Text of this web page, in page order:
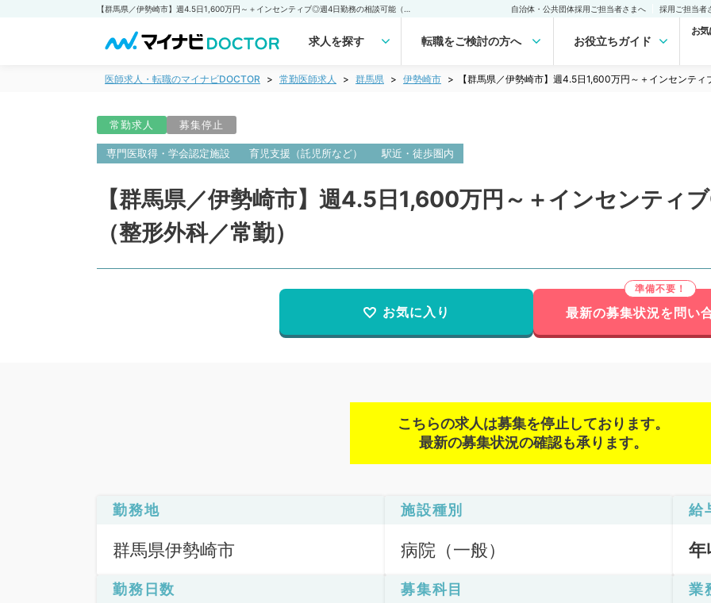
自治体・公共団体採用ご担当者さまへ 採用ご担当者
求人を探す 転職をご検討の方へ お役立ちガイド
お
医師求人・転職のマイナビDOCTOR 常勤医師求人 群馬県 伊勢崎市 【群馬県／伊勢崎市】週4.5日1,600万円～＋インセンテ
常勤求人 募集停止
専門医取得・学会認定施設 育児支援（託児所など） 駅近・徒歩圏内
【群馬県／伊勢崎市】週4.5日1,600万円～＋インセンティ
（整形外科／常勤）
お気に入り 最新の募集状況を問い
こちらの求人は募集を停止しております。
最新の募集状況の確認も承ります。
勤務地
群馬県伊勢崎市
施設種別
病院（一般）
給
年
勤務日数 募集科目 業